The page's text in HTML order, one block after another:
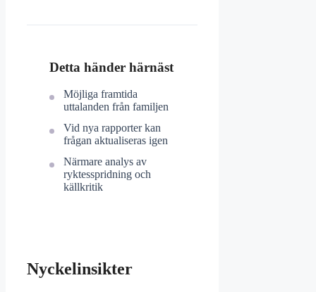
Detta händer härnäst
Möjliga framtida
uttalanden från familjen
Vid nya rapporter kan
frågan aktualiseras igen
Närmare analys av
ryktesspridning och
källkritik
Nyckelinsikter